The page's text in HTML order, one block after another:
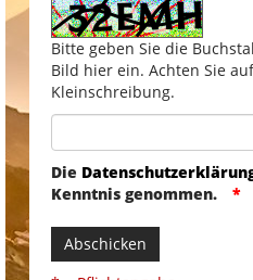
Bitte geben Sie die
Bild hier ein. Achten Sie
Kleinschreibung.
Die
Kenntnis genommen.
Abschicken